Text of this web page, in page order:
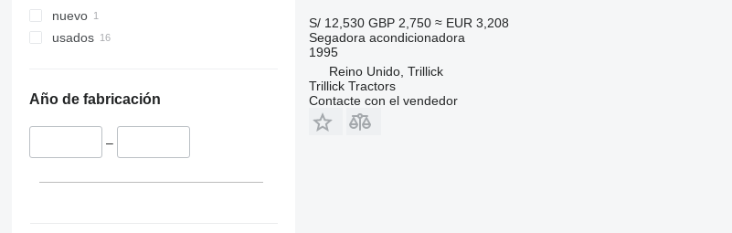
nuevo
usados
Año de fabricación
–
S/ 12,530 GBP 2,750 ≈ EUR 3,208
Segadora acondicionadora
1995
Reino Unido, Trillick
Trillick Tractors
Contacte con el vendedor